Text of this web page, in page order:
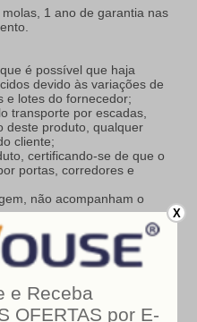
1 ano de garantia nas
é possível que haja
devido às variações de
e lotes do fornecedor;
transporte por escadas,
deste produto, qualquer
cliente;
certificando-se de que o
portas, corredores e
não acompanham o
instalação e montagem;
por defeitos de fabricação.
INMETRO!
NÚMERO:
X